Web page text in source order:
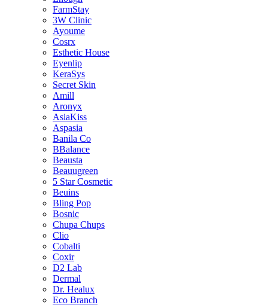
FarmStay
3W Clinic
Ayoume
Cosrx
Esthetic House
Eyenlip
KeraSys
Secret Skin
Amill
Aronyx
AsiaKiss
Aspasia
Banila Co
BBalance
Beausta
Beauugreen
5 Star Cosmetic
Beuins
Bling Pop
Bosnic
Chupa Chups
Clio
Cobalti
Coxir
D2 Lab
Dermal
Dr. Healux
Eco Branch